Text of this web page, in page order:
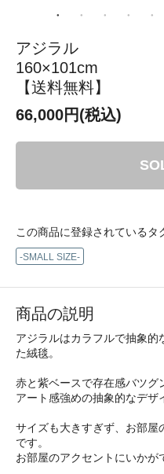
アジラル
160×101cm
【送料無料】
66,000円(税込)
この商品に登録されているタ
-SMALL SIZE-
商品の説明
アジラルはカラフルで抽象
た絨毯。
赤と紫ベースで存在感バツグ
アート感強めの抽象的なデザ
サイズも大きすぎず、お部屋
です。
お部屋のアクセントにいかが